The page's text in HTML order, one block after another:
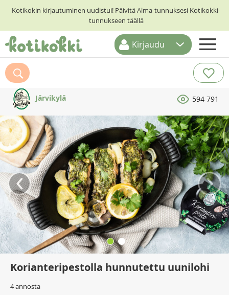
Kotikokin kirjautuminen uudistui! Päivitä Alma-tunnuksesi Kotikokki-
tunnukseen täällä
ETUSIVU
RESEPTIHAKU
RUOKATEEMAT
KESKUSTELUT
KOTIKOKIT
Kirjaudu
Järvikylä 594 791
‹ ›
Korianteripestolla hunnutettu uunilohi
4 annosta